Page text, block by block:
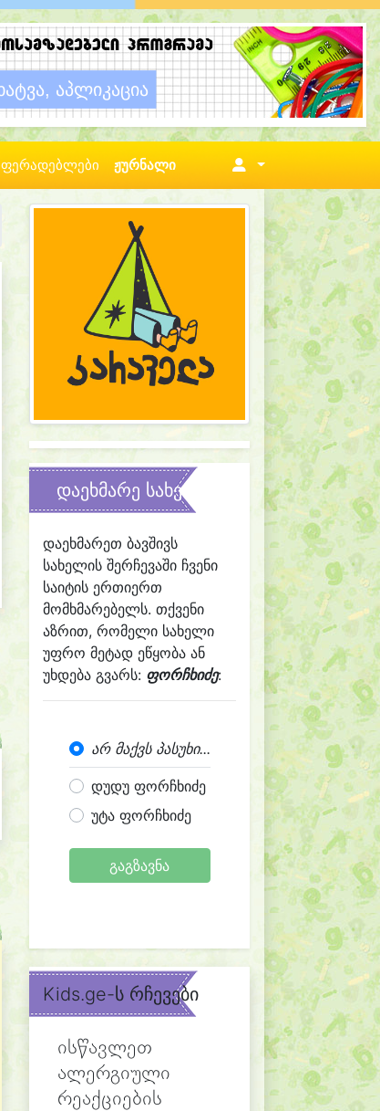
ჟურნალი
დაეხმარე სახელის შერჩევაში
დაეხმარეთ ბავშივს
სახელის შერჩევაში ჩვენი
საიტის ერთიერთ
მომხმარებელს. თქვენი
აზრით, რომელი სახელი
უფრო მეტად ეწყობა ან
უხდება გვარს: ფორჩხიძე:
არ მაქვს პასუხი...
დუდუ ფორჩხიძე
უტა ფორჩხიძე
გაგზავნა
Kids.ge-ს რჩევები
ისწავლეთ
ალერგიული
რეაქციების